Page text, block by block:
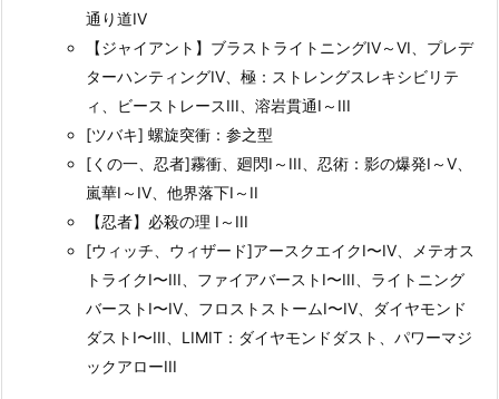
通り道IV
【ジャイアント】ブラストライトニングIV～VI、プレデ
ターハンティングIV、極：ストレングスレキシビリテ
ィ、ビーストレースIII、溶岩貫通I～III
[ツバキ] 螺旋突衝：参之型
[くの一、忍者]霧衝、廻閃I～III、忍術：影の爆発I～V、
嵐華I～IV、他界落下I～II
【忍者】必殺の理 I～III
[ウィッチ、ウィザード]アースクエイクI〜IV、メテオス
トライクI〜III、ファイアバーストI〜III、ライトニング
バーストI〜IV、フロストストームI〜IV、ダイヤモンド
ダストI〜III、LIMIT：ダイヤモンドダスト、パワーマジ
ックアローIII